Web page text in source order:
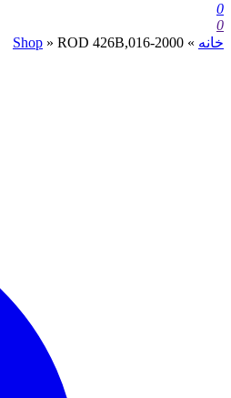
0
0
خانه »
Shop » ROD 426B,016-2000